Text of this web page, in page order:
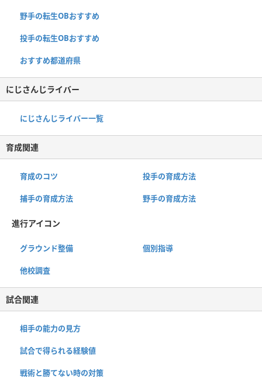
野手の転生OBおすすめ
投手の転生OBおすすめ
おすすめ都道府県
にじさんじライバー
にじさんじライバー一覧
育成関連
育成のコツ 投手の育成方法
捕手の育成方法 野手の育成方法
進行アイコン
グラウンド整備 個別指導
他校調査
試合関連
相手の能力の見方
試合で得られる経験値
戦術と勝てない時の対策